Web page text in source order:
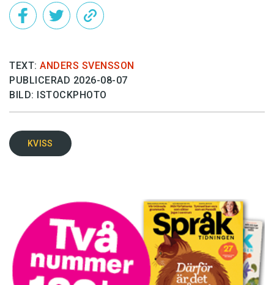
TEXT: ANDERS SVENSSON
PUBLICERAD 2026-08-07
BILD: ISTOCKPHOTO
KVISS